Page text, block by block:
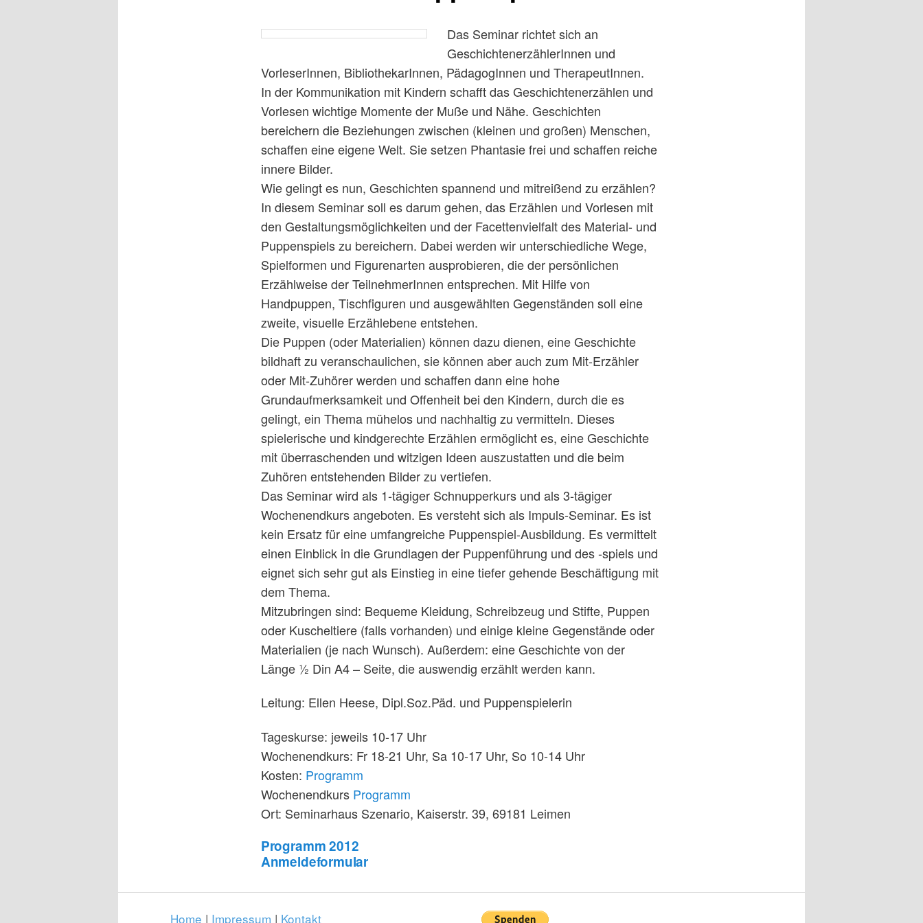
Das Seminar richtet sich an
GeschichtenerzählerInnen und
VorleserInnen, BibliothekarInnen, PädagogInnen und TherapeutInnen.
In der Kommunikation mit Kindern schafft das Geschichtenerzählen und
Vorlesen wichtige Momente der Muße und Nähe. Geschichten
bereichern die Beziehungen zwischen (kleinen und großen) Menschen,
schaffen eine eigene Welt. Sie setzen Phantasie frei und schaffen reiche
innere Bilder.
Wie gelingt es nun, Geschichten spannend und mitreißend zu erzählen?
In diesem Seminar soll es darum gehen, das Erzählen und Vorlesen mit
den Gestaltungsmöglichkeiten und der Facettenvielfalt des Material- und
Puppenspiels zu bereichern. Dabei werden wir unterschiedliche Wege,
Spielformen und Figurenarten ausprobieren, die der persönlichen
Erzählweise der TeilnehmerInnen entsprechen. Mit Hilfe von
Handpuppen, Tischfiguren und ausgewählten Gegenständen soll eine
zweite, visuelle Erzählebene entstehen.
Die Puppen (oder Materialien) können dazu dienen, eine Geschichte
bildhaft zu veranschaulichen, sie können aber auch zum Mit-Erzähler
oder Mit-Zuhörer werden und schaffen dann eine hohe
Grundaufmerksamkeit und Offenheit bei den Kindern, durch die es
gelingt, ein Thema mühelos und nachhaltig zu vermitteln. Dieses
spielerische und kindgerechte Erzählen ermöglicht es, eine Geschichte
mit überraschenden und witzigen Ideen auszustatten und die beim
Zuhören entstehenden Bilder zu vertiefen.
Das Seminar wird als 1-tägiger Schnupperkurs und als 3-tägiger
Wochenendkurs angeboten. Es versteht sich als Impuls-Seminar. Es ist
kein Ersatz für eine umfangreiche Puppenspiel-Ausbildung. Es vermittelt
einen Einblick in die Grundlagen der Puppenführung und des -spiels und
eignet sich sehr gut als Einstieg in eine tiefer gehende Beschäftigung mit
dem Thema.
Mitzubringen sind: Bequeme Kleidung, Schreibzeug und Stifte, Puppen
oder Kuscheltiere (falls vorhanden) und einige kleine Gegenstände oder
Materialien (je nach Wunsch). Außerdem: eine Geschichte von der
Länge ½ Din A4 – Seite, die auswendig erzählt werden kann.
Leitung: Ellen Heese, Dipl.Soz.Päd. und Puppenspielerin
Tageskurse: jeweils 10-17 Uhr
Wochenendkurs: Fr 18-21 Uhr, Sa 10-17 Uhr, So 10-14 Uhr
Kosten: Programm
Wochenendkurs Programm
Ort: Seminarhaus Szenario, Kaiserstr. 39, 69181 Leimen
Programm 2012
Anmeldeformular
Home | Impressum | Kontakt